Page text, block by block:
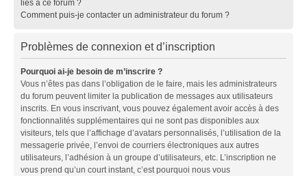
liés à ce forum ?
Comment puis-je contacter un administrateur du forum ?
Problèmes de connexion et d’inscription
Pourquoi ai-je besoin de m’inscrire ?
Vous n’êtes pas dans l’obligation de le faire, mais les administrateurs
du forum peuvent limiter la publication de messages aux utilisateurs
inscrits. En vous inscrivant, vous pouvez également avoir accès à des
fonctionnalités supplémentaires qui ne sont pas disponibles aux
visiteurs, tels que l’affichage d’avatars personnalisés, l’utilisation de la
messagerie privée, l’envoi de courriers électroniques aux autres
utilisateurs, l’adhésion à un groupe d’utilisateurs, etc. L’inscription ne
vous prend qu’un court instant, c’est pourquoi nous vous